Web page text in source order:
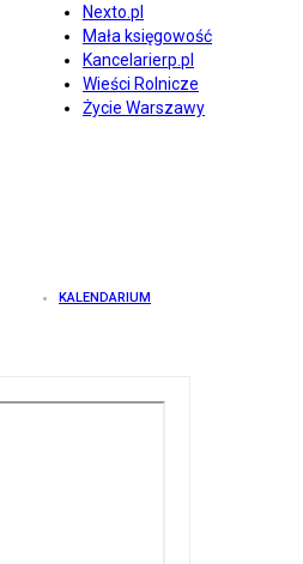
Nexto.pl
Mała księgowość
Kancelarierp.pl
Wieści Rolnicze
Życie Warszawy
KALENDARIUM